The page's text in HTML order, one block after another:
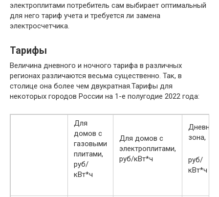
электроплитами потребитель сам выбирает оптимальный
для него тариф учета и требуется ли замена
электросчетчика.
Тарифы
Величина дневного и ночного тарифа в различных
регионах различаются весьма существенно. Так, в
столице она более чем двукратная.Тарифы для
некоторых городов России на 1-е полугодие 2022 года:
Для
домов с
газовыми
плитами,
руб/
кВт*ч
Для домов с
электроплитами,
руб/кВт*ч
Дневная
зона,
руб/
кВт*ч